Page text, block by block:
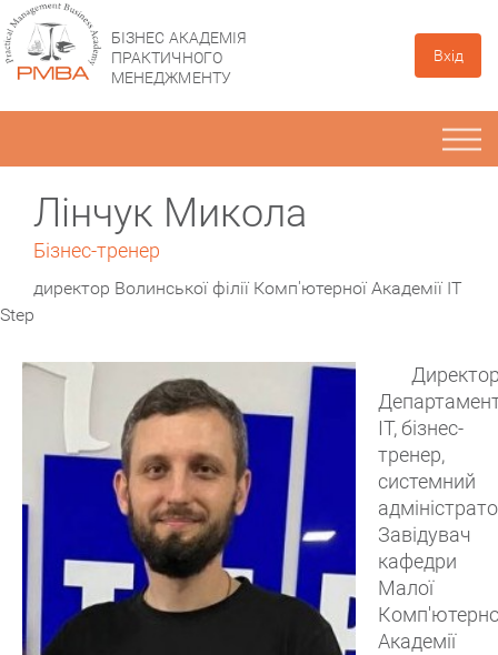
БІЗНЕС АКАДЕМІЯ
ПРАКТИЧНОГО
МЕНЕДЖМЕНТУ
Вхід
Лінчук Микола
Бізнес-тренер
директор Волинської філії Комп'ютерної Академії IT
Step
ІТ, бізнес-
тренер,
системний
Завідувач
кафедри
Малої
Академії